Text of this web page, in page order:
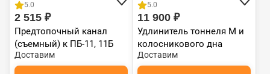
5.0
2 515 ₽
Предтопочный канал
(съемный) к ПБ-11, 11Б
Радуга
Доставим
5.0
11 900 ₽
Удлинитель тоннеля М и
колосникового дна
Прометалл
Доставим